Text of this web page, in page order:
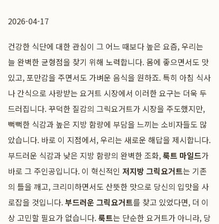
2026-04-17
건강한 식단에 대한 관심이 그 어느 때보다 높은 요즘, 우리는
늘 완벽한 균형점을 찾기 위해 노력합니다. 몸에 좋으면서도 맛
있고, 포만감을 주면서도 가벼운 음식을 원하죠. 특히 아침 식사
나 간식으로 사랑받는 요거트 시장에서 이러한 요구는 더욱 두
드러집니다. 꾸덕한 질감의 그릭요거트가 시장을 주도했지만,
뻑뻑한 식감과 높은 지방 함량에 부담을 느끼는 소비자들도 많
았습니다. 바로 이 지점에서, 우리는 새로운 해답을 제시합니다.
부드러운 식감과 낮은 지방 함량의 완벽한 조화,룩트 마일드가
바로 그 주인공입니다. 이 혁신적인 저지방 그릭요거트는 기존
의 틀을 깨고, 크리미하면서도 산뜻한 맛으로 당신의 입맛을 사
로잡을 것입니다.부드러운 그릭요거트를 찾고 있었다면, 더 이
상 고민할 필요가 없습니다.룩트는 단순한 요거트가 아니라, 당